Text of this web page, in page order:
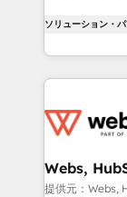
Execution •
to HubSpot
solve all
adoption,
the first time
and build
with other
ソリューション・
Webs,
提供元：Webs,